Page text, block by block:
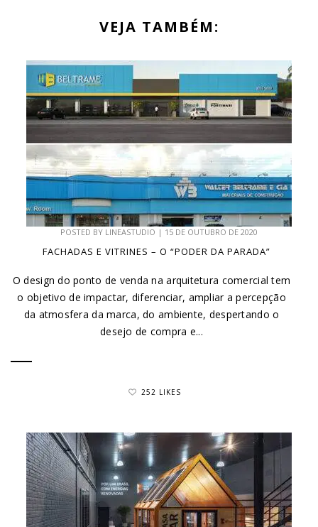
VEJA TAMBÉM:
POSTED BY LINEASTUDIO | 15 DE OUTUBRO DE 2020
FACHADAS E VITRINES – O “PODER DA PARADA”
O design do ponto de venda na arquitetura comercial tem
o objetivo de impactar, diferenciar, ampliar a percepção
da atmosfera da marca, do ambiente, despertando o
desejo de compra e...
252 LIKES